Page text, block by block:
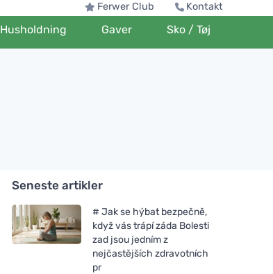
Ferwer Club Kontakt
Husholdning Gaver Sko / Tøj
Seneste artikler
# Jak se hýbat bezpečně,
když vás trápí záda Bolesti
zad jsou jedním z
nejčastějších zdravotních
pr